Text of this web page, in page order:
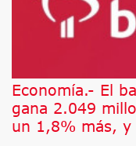
Economía.- El
gana 2.049
un 1,8% más, y